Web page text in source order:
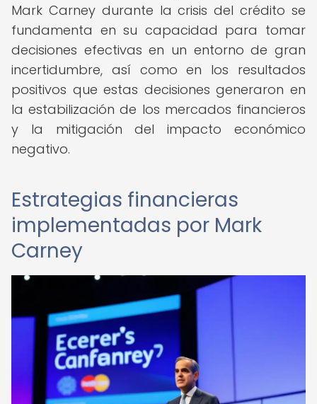
Mark Carney durante la crisis del crédito se
fundamenta en su capacidad para tomar
decisiones efectivas en un entorno de gran
incertidumbre, así como en los resultados
positivos que estas decisiones generaron en
la estabilización de los mercados financieros
y la mitigación del impacto económico
negativo.
Estrategias financieras
implementadas por Mark
Carney